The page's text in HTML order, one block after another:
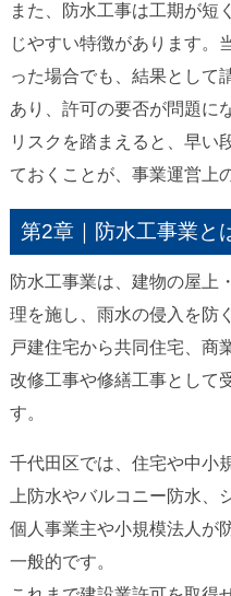
また、防水工事は工期が短
じやすい特徴があります。
った場合でも、結果として
あり、許可の要否が問題に
リスクを踏まえると、早い
ておくことが、事業運営上
第2章｜防水工事業と
防水工事業は、建物の屋上
理を施し、雨水の侵入を防
戸建住宅から共同住宅、商
改修工事や修繕工事として
す。
千代田区では、住宅や中小
上防水やバルコニー防水、
個人事業主や小規模法人が
一般的です。